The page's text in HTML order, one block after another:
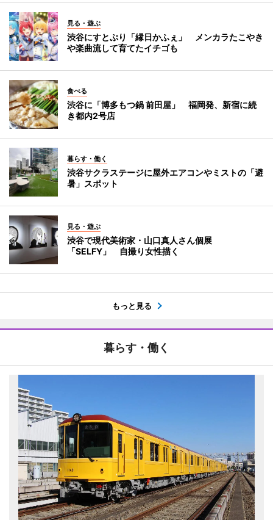
見る・遊ぶ
渋谷にすとぷり「縁日かふぇ」 メンカラたこやき
や楽曲流して育てたイチゴも
食べる
渋谷に「博多もつ鍋 前田屋」 福岡発、新宿に続
き都内2号店
暮らす・働く
渋谷サクラステージに屋外エアコンやミストの「避
暑」スポット
見る・遊ぶ
渋谷で現代美術家・山口真人さん個展
「SELFY」 自撮り女性描く
もっと見る
暮らす・働く